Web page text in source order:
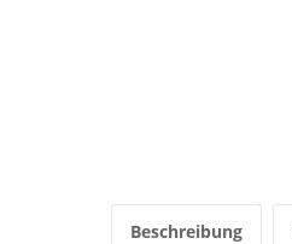
Beschreibung